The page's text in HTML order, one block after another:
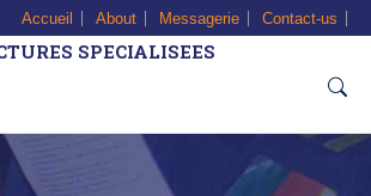
Accueil About Messagerie Contact-us
SPECIALISEES